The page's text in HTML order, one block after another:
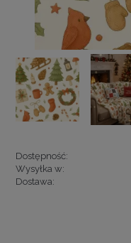
Dostępność:
Wysyłka w:
Dostawa:
Cena nie zawiera